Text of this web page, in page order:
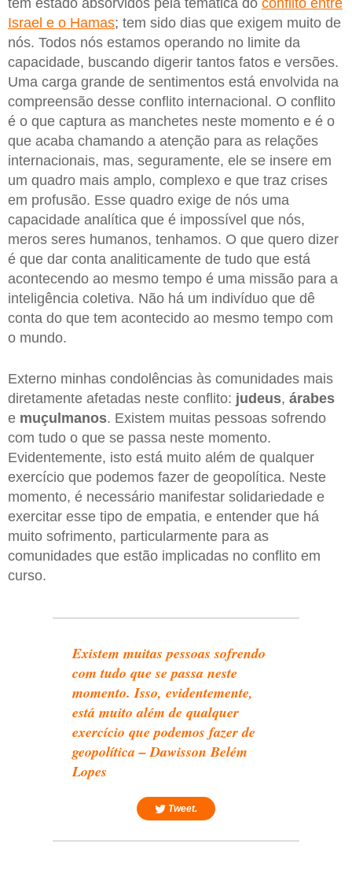
têm estado absorvidos pela temática do conflito entre
Israel e o Hamas; tem sido dias que exigem muito de
nós. Todos nós estamos operando no limite da
capacidade, buscando digerir tantos fatos e versões.
Uma carga grande de sentimentos está envolvida na
compreensão desse conflito internacional. O conflito
é o que captura as manchetes neste momento e é o
que acaba chamando a atenção para as relações
internacionais, mas, seguramente, ele se insere em
um quadro mais amplo, complexo e que traz crises
em profusão. Esse quadro exige de nós uma
capacidade analítica que é impossível que nós,
meros seres humanos, tenhamos. O que quero dizer
é que dar conta analiticamente de tudo que está
acontecendo ao mesmo tempo é uma missão para a
inteligência coletiva. Não há um indivíduo que dê
conta do que tem acontecido ao mesmo tempo com
o mundo.
Externo minhas condolências às comunidades mais
diretamente afetadas neste conflito: judeus, árabes
e muçulmanos. Existem muitas pessoas sofrendo
com tudo o que se passa neste momento.
Evidentemente, isto está muito além de qualquer
exercício que podemos fazer de geopolítica. Neste
momento, é necessário manifestar solidariedade e
exercitar esse tipo de empatia, e entender que há
muito sofrimento, particularmente para as
comunidades que estão implicadas no conflito em
curso.
Existem muitas pessoas sofrendo
com tudo que se passa neste
momento. Isso, evidentemente,
está muito além de qualquer
exercício que podemos fazer de
geopolítica – Dawisson Belém
Lopes
Tweet.